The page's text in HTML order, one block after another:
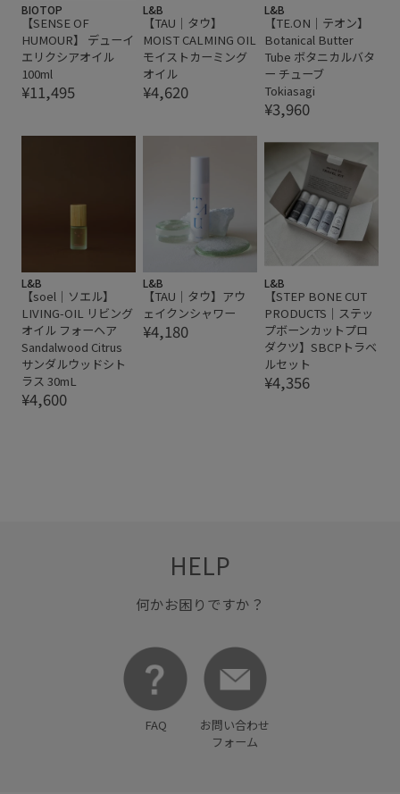
BIOTOP
【SENSE OF
HUMOUR】 デューイ
エリクシアオイル
100ml
¥11,495
L&B
【TAU｜タウ】
MOIST CALMING OIL
モイストカーミング
オイル
¥4,620
L&B
【TE.ON｜テオン】
Botanical Butter
Tube ボタニカルバタ
ー チューブ
Tokiasagi
¥3,960
L&B
【soel｜ソエル】
LIVING-OIL リビング
オイル フォーヘア
Sandalwood Citrus
サンダルウッドシト
ラス 30mL
¥4,600
L&B
【TAU｜タウ】アウ
ェイクンシャワー
¥4,180
L&B
【STEP BONE CUT
PRODUCTS｜ステッ
プボーンカットプロ
ダクツ】SBCPトラベ
ルセット
¥4,356
HELP
何かお困りですか？
FAQ
お問い合わせ
フォーム